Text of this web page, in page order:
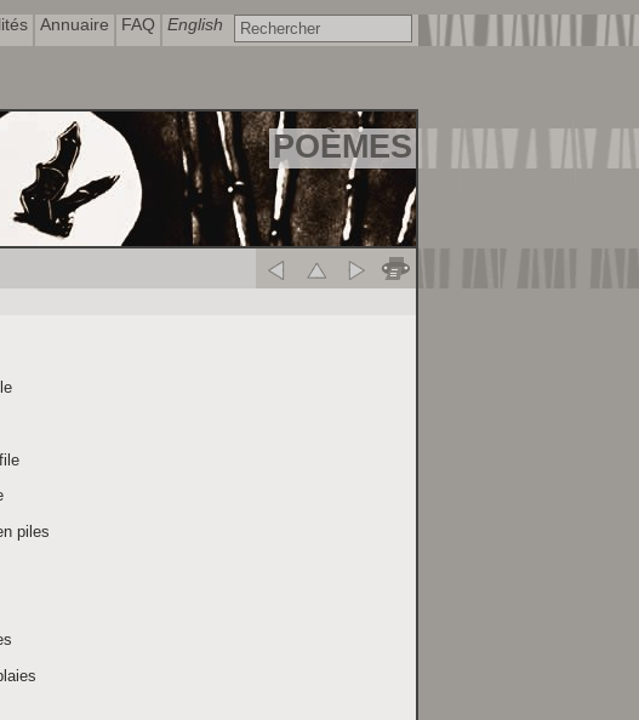
piles
POÈMES
Annuaire FAQ English